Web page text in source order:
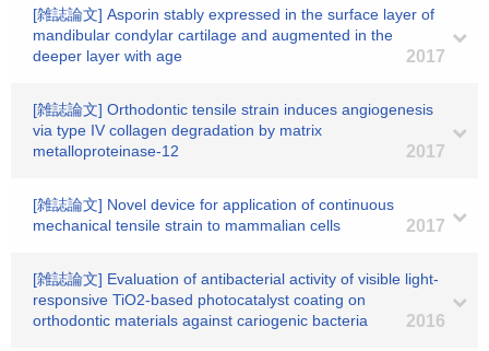
[雑誌論文] Asporin stably expressed in the surface layer of
mandibular condylar cartilage and augmented in the
deeper layer with age
2017
[雑誌論文] Orthodontic tensile strain induces angiogenesis
via type IV collagen degradation by matrix
metalloproteinase-12
2017
[雑誌論文] Novel device for application of continuous
mechanical tensile strain to mammalian cells
2017
[雑誌論文] Evaluation of antibacterial activity of visible light-
responsive TiO2-based photocatalyst coating on
orthodontic materials against cariogenic bacteria
2016